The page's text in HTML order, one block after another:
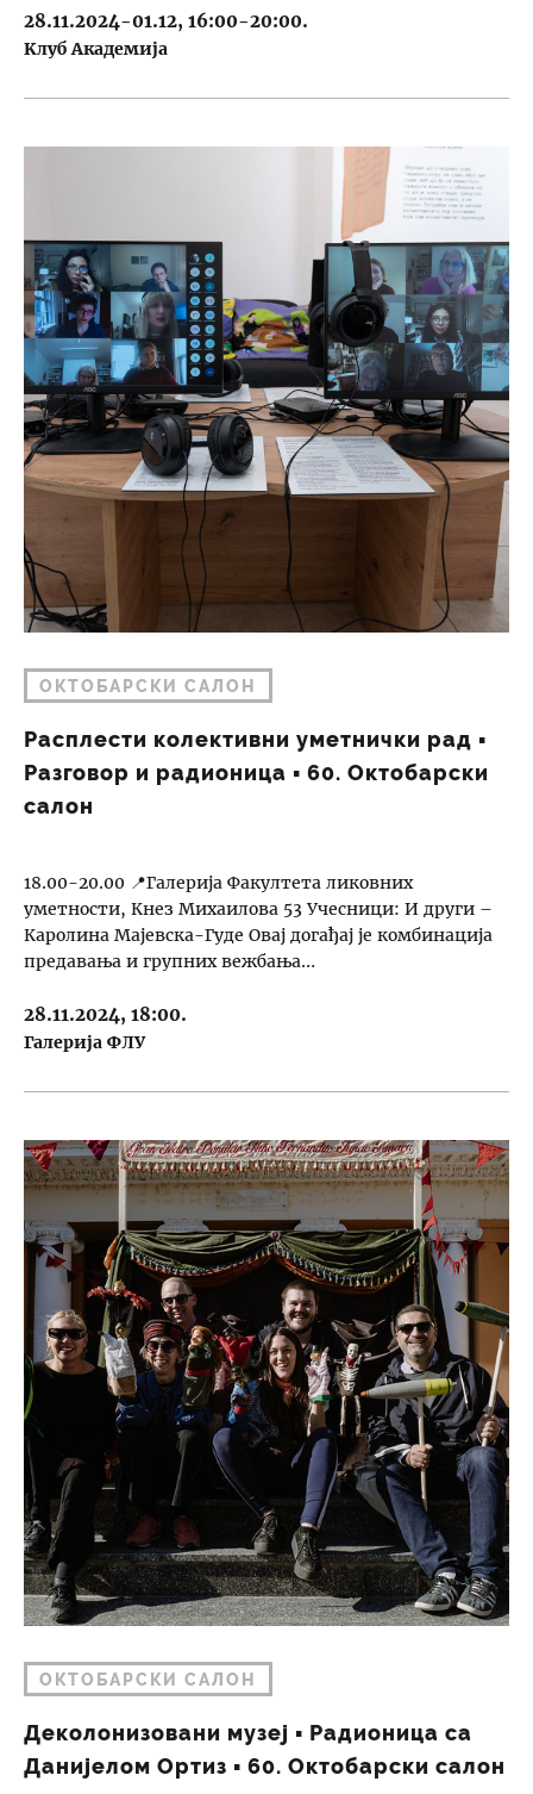
28.11.2024-01.12, 16:00-20:00.
Kлуб Академија
ОКТОБАРСКИ САЛОН
Расплести колективни уметнички рад ▪︎
Разговор и радионица ▪︎ 60. Октобарски
салон
18.00-20.00 📍Галерија Факултета ликовних
уметности, Кнез Михаилова 53 Учесници: И други –
Каролина Мајевска-Гуде Овај догађај је комбинација
предавања и групних вежбања…
28.11.2024, 18:00.
Галерија ФЛУ
ОКТОБАРСКИ САЛОН
Деколонизовани музеј ▪︎ Радионица са
Данијелом Ортиз ▪︎ 60. Октобарски салон